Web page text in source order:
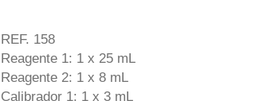
REF. 158
Reagente 1: 1 x 25 mL
Reagente 2: 1 x 8 mL
Calibrador 1: 1 x 3 mL